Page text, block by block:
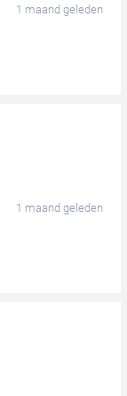
1 maand geleden
1 maand geleden